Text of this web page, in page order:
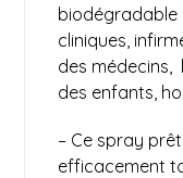
biodégradable
cliniques,
des médecins,
des enfants,
– Ce spray
efficacement